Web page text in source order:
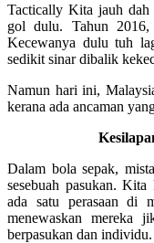
Tactically Kita jauh dah
gol dulu. Tahun
Kecewanya dulu tuh
sedikit sinar dibalik
Namun hari ini,
kerana ada ancaman
Dalam bola sepak,
sesebuah pasukan.
ada satu perasaan di
menewaskan mereka
berpasukan dan individu.